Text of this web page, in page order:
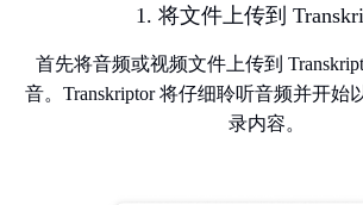
1. 将文件上传到
首先将音频或视频文件上传到
音。Transkriptor 将仔细聆听音频并开始
录内容。